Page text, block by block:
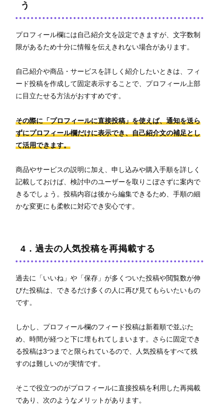
う
プロフィール欄には自己紹介文を設定できますが、文字数制
限があるため十分に情報を伝えきれない場合があります。
自己紹介や商品・サービスを詳しく紹介したいときは、フィ
ード投稿を作成して固定表示することで、プロフィール上部
に目立たせる方法がおすすめです。
その際に「プロフィールに直接投稿」を使えば、通知を送ら
ずにプロフィール欄だけに表示でき、自己紹介文の補足とし
て活用できます。
商品やサービスの説明に加え、申し込みや購入手順を詳しく
記載しておけば、検討中のユーザーを取りこぼさずに案内で
きるでしょう。投稿内容は後から編集できるため、手順の細
かな変更にも柔軟に対応でき安心です。
4．過去の人気投稿を再掲載する
過去に「いいね」や「保存」が多くついた投稿や閲覧数が伸
びた投稿は、できるだけ多くの人に再び見てもらいたいもの
です。
しかし、プロフィール欄のフィード投稿は新着順で並ぶた
め、時間が経つと下に埋もれてしまいます。さらに固定でき
る投稿は3つまでと限られているので、人気投稿をすべて残
すのは難しいのが実情です。
そこで役立つのがプロフィールに直接投稿を利用した再掲載
であり、次のようなメリットがあります。